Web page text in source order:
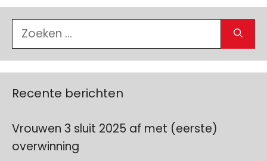
Zoek
naar:
Recente berichten
Vrouwen 3 sluit 2025 af met (eerste)
overwinning